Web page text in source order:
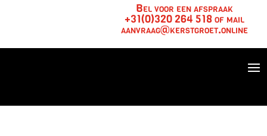
Bel voor een afspraak
+31(0)320 264 518 of mail
aanvraag@kerstgroet.online